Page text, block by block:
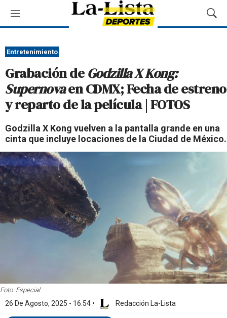
M
e
ú
M
o
B
q
u
e
Entretenimiento
Grabación deGodzilla X Kong:
Supernovaen CDMX; Fecha de estreno
y reparto de la película | FOTOS
Godzilla X Kong vuelven a la pantalla grande en una
cinta que incluye locaciones de la Ciudad de México.
Foto: Especial
26 De Agosto, 2025 - 16:54 • Redacción La-Lista